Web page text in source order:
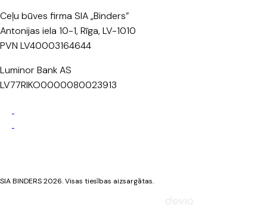
Ceļu būves firma SIA „Binders”
Antonijas iela 10-1, Rīga, LV-1010
PVN LV40003164644
Luminor Bank AS
LV77RIKO0000080023913
SIA BINDERS 2026. Visas tiesības aizsargātas.